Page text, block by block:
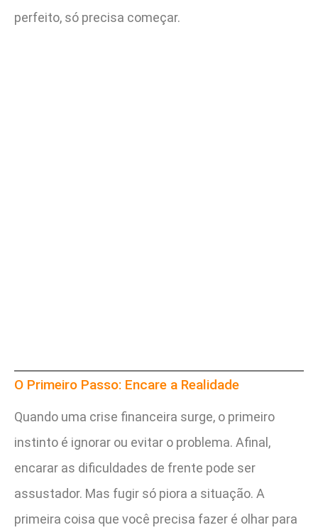
perfeito, só precisa começar.
O Primeiro Passo: Encare a Realidade
Quando uma crise financeira surge, o primeiro
instinto é ignorar ou evitar o problema. Afinal,
encarar as dificuldades de frente pode ser
assustador. Mas fugir só piora a situação. A
primeira coisa que você precisa fazer é olhar para